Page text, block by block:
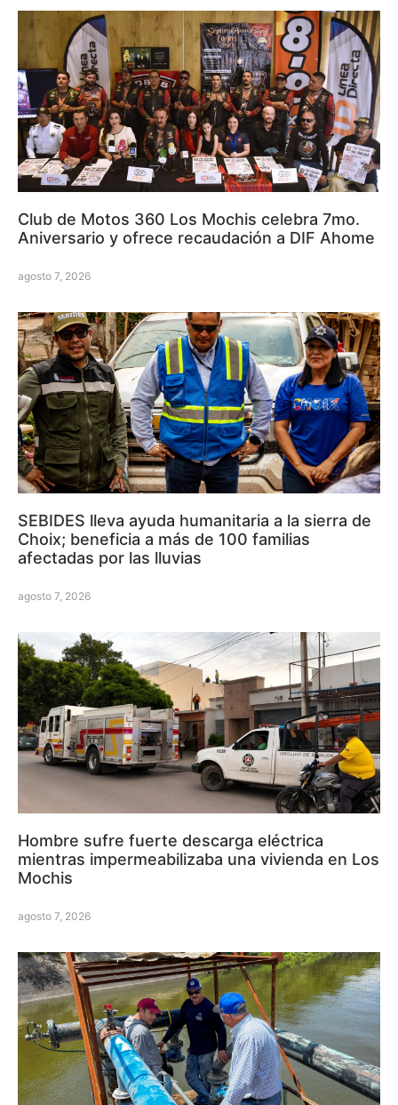
Club de Motos 360 Los Mochis celebra 7mo.
Aniversario y ofrece recaudación a DIF Ahome
agosto 7, 2026
SEBIDES lleva ayuda humanitaria a la sierra de
Choix; beneficia a más de 100 familias
afectadas por las lluvias
agosto 7, 2026
Hombre sufre fuerte descarga eléctrica
mientras impermeabilizaba una vivienda en Los
Mochis
agosto 7, 2026